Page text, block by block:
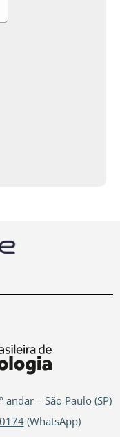
– São Paulo (SP)
(WhatsApp)